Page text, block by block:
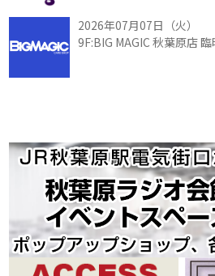
2026年07月07日（火）
9F:BIG MAGIC 秋葉原店